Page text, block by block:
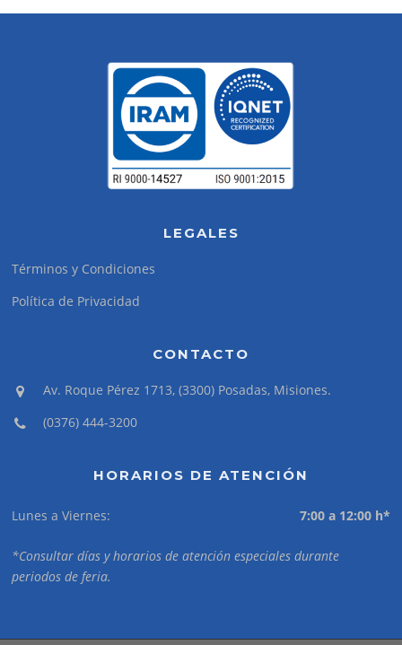
LEGALES
Términos y Condiciones
Política de Privacidad
CONTACTO
Av. Roque Pérez 1713, (3300) Posadas, Misiones.
(0376) 444-3200
HORARIOS DE ATENCIÓN
Lunes a Viernes: 7:00 a 12:00 h*
*Consultar días y horarios de atención especiales durante
periodos de feria.